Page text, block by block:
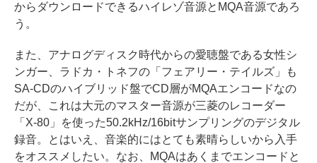
からダウンロードできるハイレゾ音源とMQA音源であろ
う。
また、アナログディスク時代からの愛聴盤である女性シ
ンガー、ラドカ・トネフの「フェアリー・テイルズ」も
SA-CDのハイブリッド盤でCD層がMQAエンコードなの
だが、これは大元のマスター音源が三菱のレコーダー
「X-80」を使った50.2kHz/16bitサンプリングのデジタル
録音。とはいえ、音楽的にはとても素晴らしいから入手
をオススメしたい。なお、MQAはあくまでエンコードと